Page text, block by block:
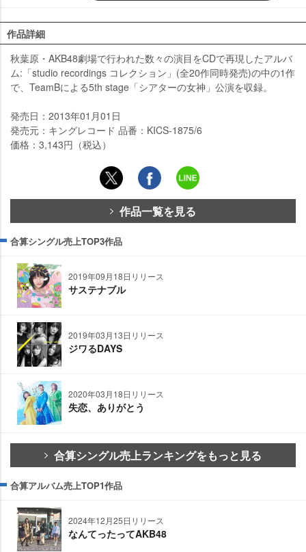
作品詳細
秋葉原・AKB48劇場で行われた数々の演目をCDで再現したアルバ
ム:「studio recordings コレクション」(全20作同時発売)の中の1作
で、TeamBによる5th stage「シアターの女神」公演を収録。
発売日：2013年01月01日
発売元：キングレコード 品番：KICS-1875/6
価格：3,143円（税込）
作品一覧を見る
合算シングル売上TOP3作品
2019年09月18日リリース
サステナブル
2019年03月13日リリース
ジワるDAYS
2020年03月18日リリース
失恋、ありがとう
合算シングル売上ランキングをもっと見る
合算アルバム売上TOP1作品
2024年12月25日リリース
なんてったってAKB48